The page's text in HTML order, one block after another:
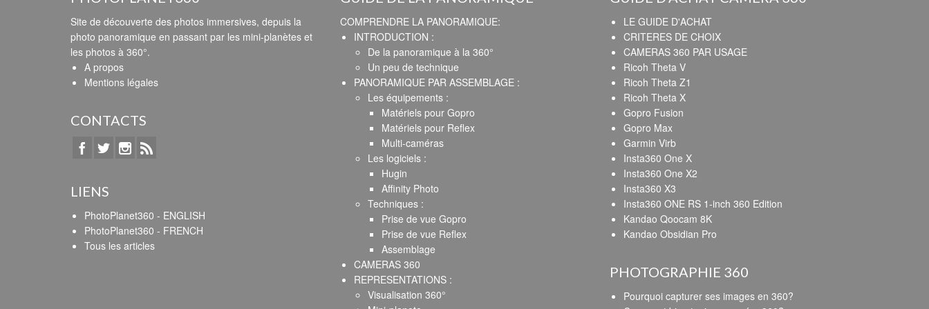
Site de découverte des photos immersives, depuis la
photo panoramique en passant par les mini-planètes et
les photos à 360°.
A propos
Mentions légales
CONTACTS
LIENS
PhotoPlanet360 - ENGLISH
PhotoPlanet360 - FRENCH
Tous les articles
COMPRENDRE LA PANORAMIQUE:
INTRODUCTION :
De la panoramique à la 360°
Un peu de technique
PANORAMIQUE PAR ASSEMBLAGE :
Les équipements :
Matériels pour Gopro
Matériels pour Reflex
Multi-caméras
Les logiciels :
Hugin
Affinity Photo
Techniques :
Prise de vue Gopro
Prise de vue Reflex
Assemblage
CAMERAS 360
REPRESENTATIONS :
Visualisation 360°
LE GUIDE D'ACHAT
CRITERES DE CHOIX
CAMERAS 360 PAR USAGE
Ricoh Theta V
Ricoh Theta Z1
Ricoh Theta X
Gopro Fusion
Gopro Max
Garmin Virb
Insta360 One X
Insta360 One X2
Insta360 X3
Insta360 ONE RS 1-inch 360 Edition
Kandao Qoocam 8K
Kandao Obsidian Pro
PHOTOGRAPHIE 360
Pourquoi capturer ses images en 360?